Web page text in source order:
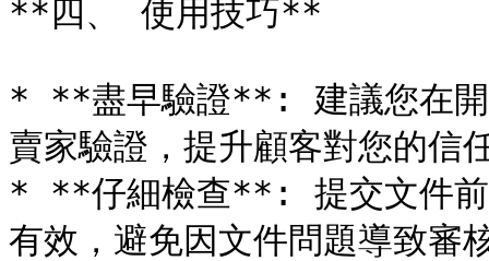
**四、 使用技巧**
* **盡早驗證**: 建議您在開
賣家驗證，提升顧客對您的信
* **仔細檢查**: 提交文件前
有效，避免因文件問題導致審